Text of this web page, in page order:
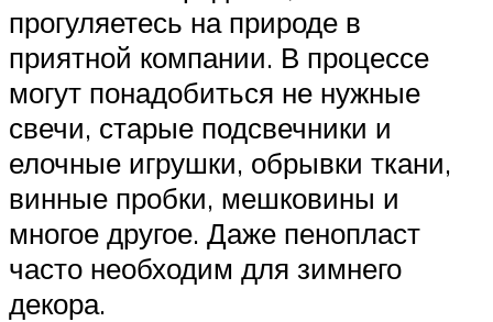
прогуляетесь на природе в
приятной компании. В процессе
могут понадобиться не нужные
свечи, старые подсвечники и
елочные игрушки, обрывки ткани,
винные пробки, мешковины и
многое другое. Даже пенопласт
часто необходим для зимнего
декора.